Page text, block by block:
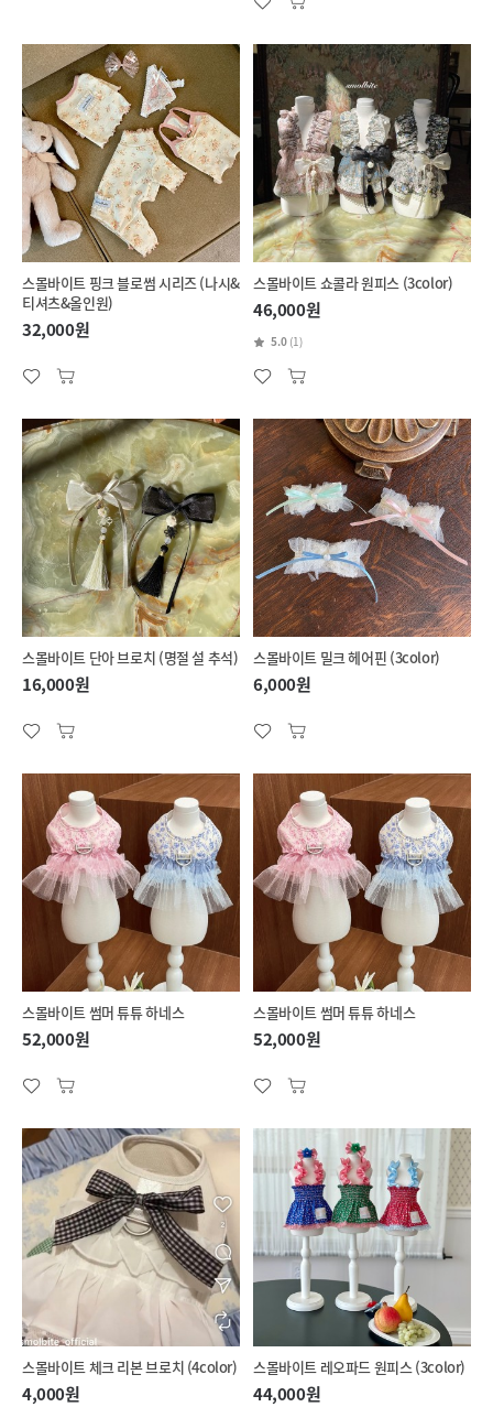
스몰바이트 핑크 블로썸 시리즈 (나시&
티셔츠&올인원)
32,000원
스몰바이트 쇼콜라 원피스 (3color)
46,000원
5.0 (1)
스몰바이트 단아 브로치 (명절 설 추석)
16,000원
스몰바이트 밀크 헤어핀 (3color)
6,000원
스몰바이트 썸머 튜튜 하네스
52,000원
스몰바이트 썸머 튜튜 하네스
52,000원
스몰바이트 체크 리본 브로치 (4color)
4,000원
스몰바이트 레오파드 원피스 (3color)
44,000원